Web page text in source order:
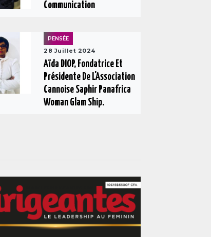
Communication
PENSÉE
28 Juillet 2024
Aïda DIOP, Fondatrice Et
Présidente De L'Association
Cannoise Saphir Panafrica
Woman Glam Ship.